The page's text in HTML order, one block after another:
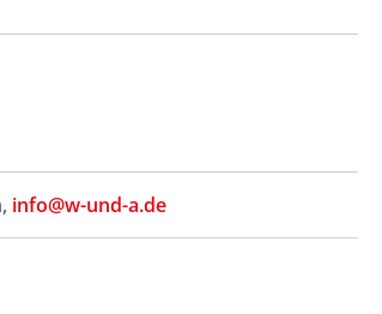
info@w-und-a.de